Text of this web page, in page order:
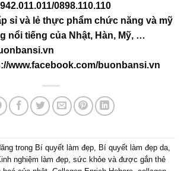
0898.110.110
sỉ và lẻ thực phẩm chức năng và mỹ
nổi tiếng của Nhật, Hàn, Mỹ, …
www.facebook.com/buonbansi.vn
trong Bí quyết làm đẹp, Bí quyết làm đẹp da,
nghiệm làm đẹp, sức khỏe và được gắn thẻ